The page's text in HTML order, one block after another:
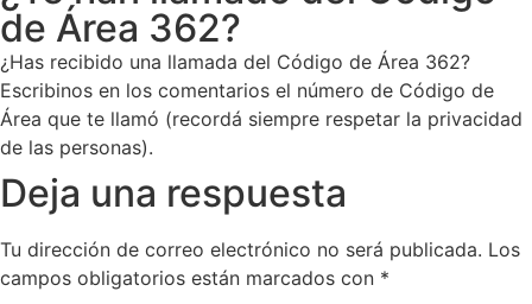
de Área 362?
¿Has recibido una llamada del Código de Área 362?
Escribinos en los comentarios el número de Código de
Área que te llamó (recordá siempre respetar la privacidad
de las personas).
Deja una respuesta
Tu dirección de correo electrónico no será publicada. Los
campos obligatorios están marcados con *